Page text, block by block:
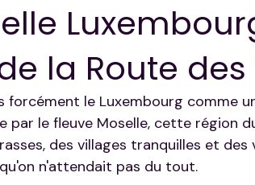
la Route des
forcément le Luxembourg comme
par le fleuve Moselle, cette région
des villages tranquilles et des
n'attendait pas du tout.